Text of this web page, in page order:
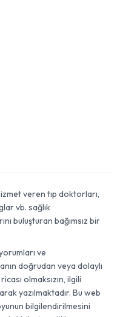
veren tıp doktorları,
vb. sağlık
buluşturan bağımsız bir
ve
doğrudan veya dolaylı
olmaksızın, ilgili
yazılmaktadır. Bu web
bilgilendirilmesini